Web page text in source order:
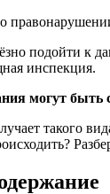
подойти к
инспекция.
могут быть
такого